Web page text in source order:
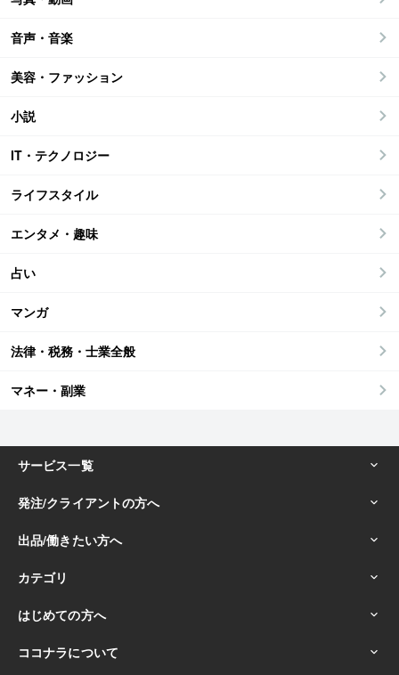
音声・音楽
美容・ファッション
小説
IT・テクノロジー
ライフスタイル
エンタメ・趣味
占い
マンガ
法律・税務・士業全般
マネー・副業